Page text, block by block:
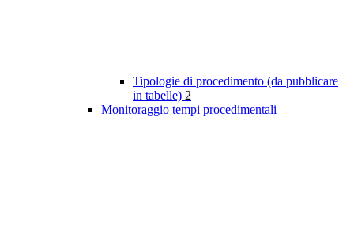
Tipologie di procedimento (da pubblicare
in tabelle) 2
Monitoraggio tempi procedimentali